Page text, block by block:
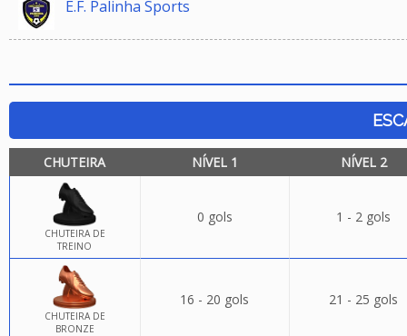
E.F. Palinha Sports
CHUTEIRA NÍVEL 1 NÍVEL 2
CHUTEIRA DE
TREINO
0 gols 1 - 2 gols
CHUTEIRA DE
BRONZE
16 - 20 gols 21 - 25 gols